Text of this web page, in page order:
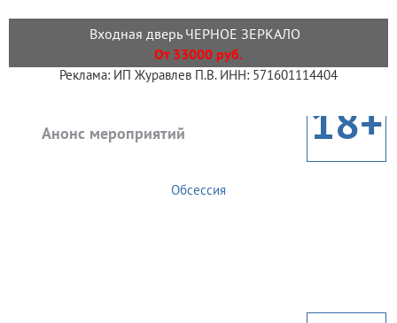
Входная дверь ЧЕРНОЕ ЗЕРКАЛО
От 33000 руб.
Реклама: ИП Журавлев П.В. ИНН: 571601114404
Анонс мероприятий 18+
Обсессия